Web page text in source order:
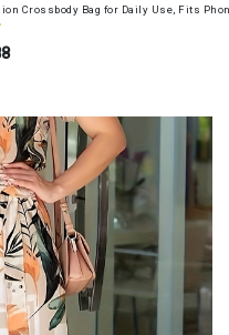
Crossbody Bag for Daily Use, Fits